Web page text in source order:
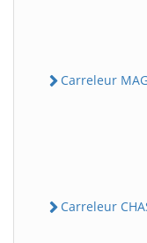
Carreleur
Carreleur